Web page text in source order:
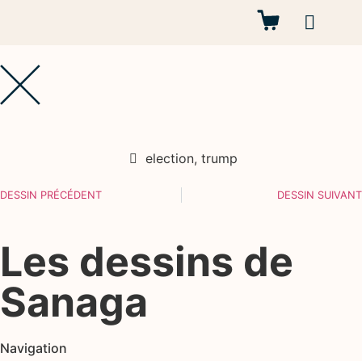
election, trump
DESSIN PRÉCÉDENT DESSIN SUIVANT
Les dessins de
Sanaga
Navigation